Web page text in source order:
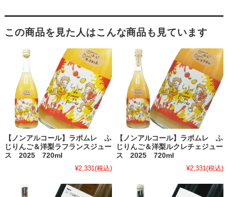
この商品を見た人はこんな商品も見ています
【ノンアルコール】ラポムレ ふ
じりんご＆洋梨ラフランスジュー
ス 2025 720ml
¥2,331(税込)
【ノンアルコール】ラポムレ ふ
じりんご＆洋梨ルクレチェジュー
ス 2025 720ml
¥2,331(税込)